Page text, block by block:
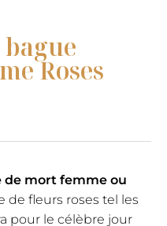
Roses
mort femme ou
de fleurs roses tel les
pour le célèbre jour